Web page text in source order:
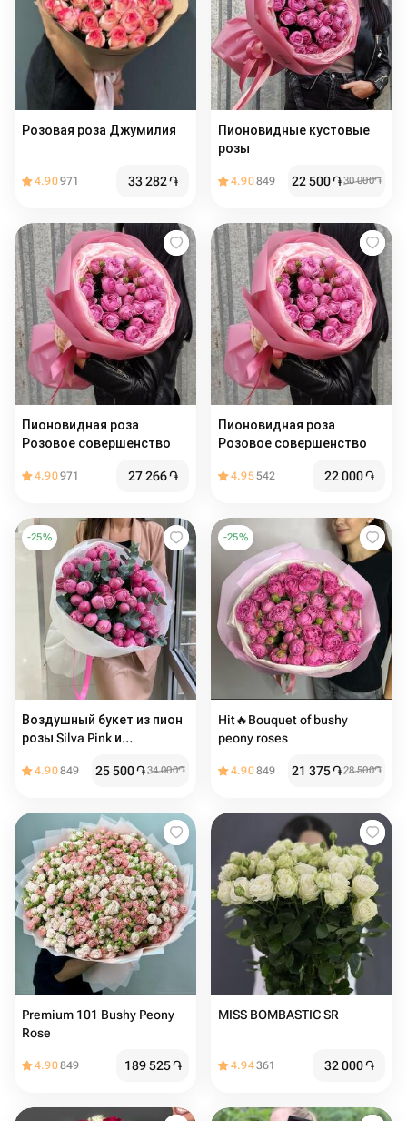
Розовая роза Джумилия
4.90971 33 282֏
Пионовидные кустовые
розы
4.90849 22 500֏30 000֏
Пионовидная роза
Розовое совершенство
4.90971 27 266֏
Пионовидная роза
Розовое совершенство
4.95542 22 000֏
-25%
Воздушный букет из пион
розы Silva Pink и
4.90849 25 500֏34 000֏
-25%
Hit🔥Bouquet of bushy
peony roses
4.90849 21 375֏28 500֏
Premium 101 Bushy Peony
Rose
4.90849 189 525֏
MISS BOMBASTIC SR
4.94361 32 000֏